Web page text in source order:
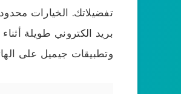
تفضيلاتك. الخيارات
بريد الكتروني طويلة
وتطبيقات جيميل على